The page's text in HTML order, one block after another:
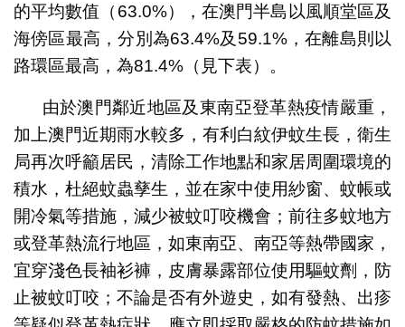
的平均數值（63.0%），在澳門半島以風順堂區及
海傍區最高，分別為63.4%及59.1%，在離島則以
路環區最高，為81.4%（見下表）。
由於澳門鄰近地區及東南亞登革熱疫情嚴重，
加上澳門近期雨水較多，有利白紋伊蚊生長，衛生
局再次呼籲居民，清除工作地點和家居周圍環境的
積水，杜絕蚊蟲孳生，並在家中使用紗窗、蚊帳或
開冷氣等措施，減少被蚊叮咬機會；前往多蚊地方
或登革熱流行地區，如東南亞、南亞等熱帶國家，
宜穿淺色長袖衫褲，皮膚暴露部位使用驅蚊劑，防
止被蚊叮咬；不論是否有外遊史，如有發熱、出疹